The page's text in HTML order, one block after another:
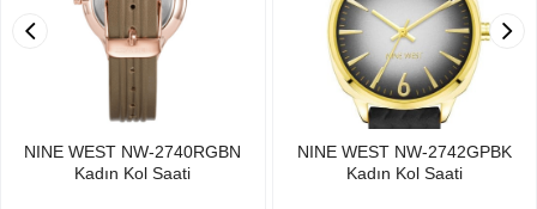
NINE WEST NW-2740RGBN
Kadın Kol Saati
NINE WEST NW-2742GPBK
Kadın Kol Saati